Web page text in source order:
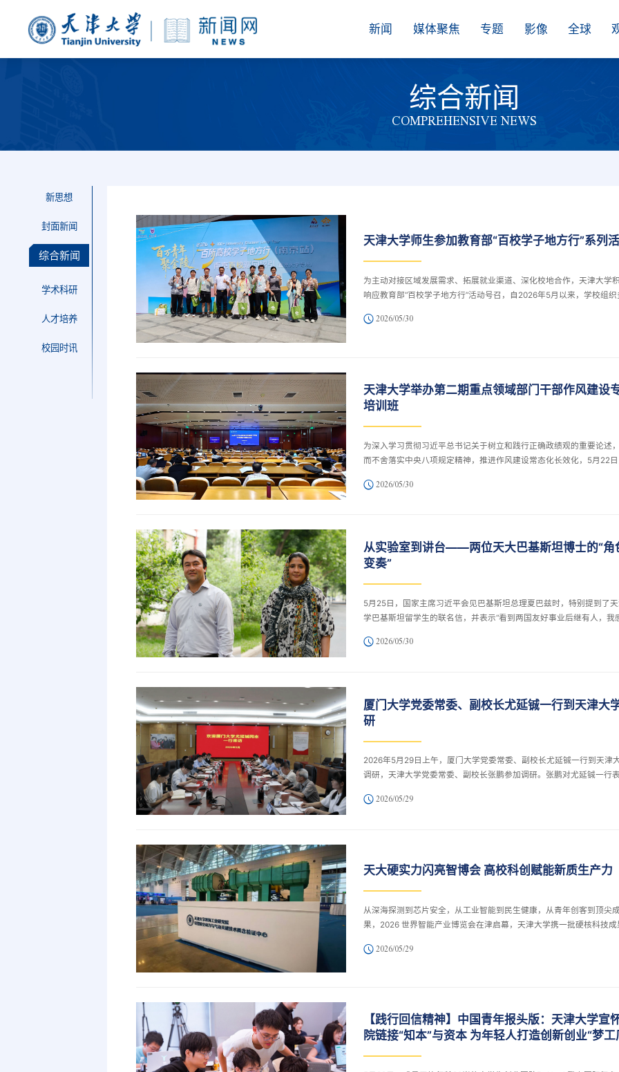
新闻 媒体聚焦 专题 影像 全球
综合新闻
COMPREHENSIVE NEWS
新思想
封面新闻
综合新闻
学术科研
人才培养
校园时讯
天津大学师生参加教育部“百校学子地方行”系列
为主动对接区域发展需求、拓展就业渠道、深化校地合作，天津大学
响应教育部“百校学子地方行”活动号召，自2026年5月以来，学校组织
访、供需对接、座谈交流等多种形式参与活动，推动人才培养与地方产
2026/05/30
天津大学举办第二期重点领域部门干部作风建设
培训班
为深入学习贯彻习近平总书记关于树立和践行正确政绩观的重要论述
而不舍落实中央八项规定精神，推进作风建设常态化长效化，5月22日
第二期重点领域部门干部作风建设培训班。
2026/05/30
从实验室到讲台——两位天大巴基斯坦博士的“角
变奏”
5月25日，国家主席习近平会见巴基斯坦总理夏巴兹时，特别提到了
学巴基斯坦留学生的联名信，并表示“看到两国友好事业后继有人，我
心声，其中也包括电气自动化与信息工程学院博士生阿兰姆（Imad
堂，这...
2026/05/30
厦门大学党委常委、副校长尤延铖一行到天津大
研
2026年5月29日上午，厦门大学党委常委、副校长尤延铖一行到天津
调研，天津大学党委常委、副校长张鹏参加调研。张鹏对尤延铖一行
大学与天津大学签署战略合作协议以来，两校在诸多领域交流密切，期
展。座谈交流会上，双方围绕科研管理...
2026/05/29
天大硬实力闪亮智博会 高校科创赋能新质生产力
从深海探测到芯片安全，从工业智能到民生健康，从青年创客到顶尖
果，2026 世界智能产业博览会在津启幕，天津大学携一批硬核科技成
产力、推动智能产业高质量发展贡献高校力量。
2026/05/29
【践行回信精神】中国青年报头版：天津大学宣
院链接“知本”与资本 为年轻人打造创新创业“梦工